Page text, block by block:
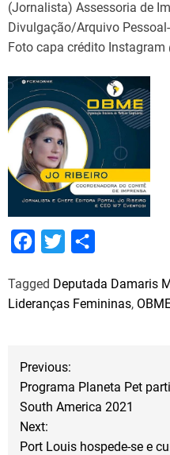
(Jornalista) Assessoria de
Divulgação/Arquivo
Foto capa crédito
c
e
o
k
i
t
r
a
r
Tagged Deputada Damaris
Lideranças Femininas,
NPrevious:
Programa Planeta Pet
South America 2021
Next:
Port Louis hospede-se e